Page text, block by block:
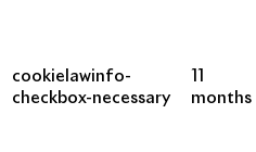
cookielawinfo-
checkbox-necessary
months